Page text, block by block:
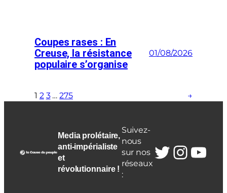
Coupes rases : En
Creuse, la résistance
populaire s’organise
01/08/2026
1 2 3 … 275 →
Media prolétaire,
anti-impérialiste
et
révolutionnaire !
Suivez-
nous
sur nos
réseaux
:
Twitter